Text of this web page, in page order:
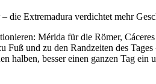
Extremadura verdichtet mehr
Mérida für die Römer,
Fuß und zu den Randzeiten des
halben, besser einen ganzen Tag